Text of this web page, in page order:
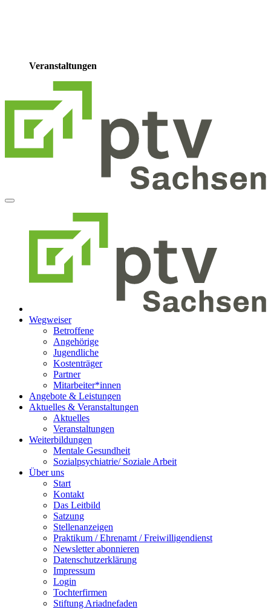
Veranstaltungen
Wegweiser
Betroffene
Angehörige
Jugendliche
Kostenträger
Partner
Mitarbeiter*innen
Angebote & Leistungen
Aktuelles & Veranstaltungen
Aktuelles
Veranstaltungen
Weiterbildungen
Mentale Gesundheit
Sozialpsychiatrie/ Soziale Arbeit
Über uns
Start
Kontakt
Das Leitbild
Satzung
Stellenanzeigen
Praktikum / Ehrenamt / Freiwilligendienst
Newsletter abonnieren
Datenschutzerklärung
Impressum
Login
Tochterfirmen
Stiftung Ariadnefaden